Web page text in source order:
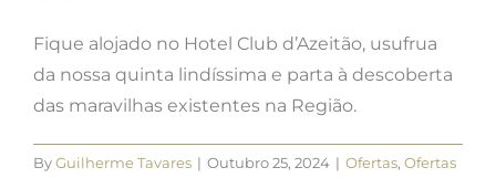
Fique alojado no Hotel Club d’Azeitão, usufrua
da nossa quinta lindíssima e parta à descoberta
das maravilhas existentes na Região.
ByGuilherme Tavares | Outubro 25, 2024 | Ofertas, Ofertas